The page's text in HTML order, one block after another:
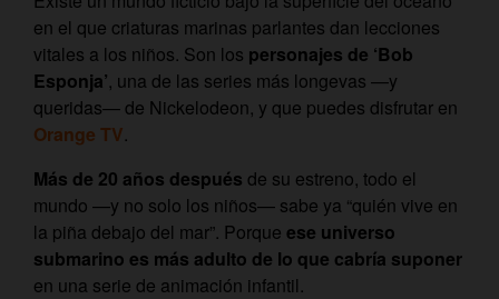
en el que criaturas marinas parlantes dan lecciones
vitales a los niños. Son los personajes de ‘Bob
Esponja’, una de las series más longevas —y
queridas— de Nickelodeon, y que puedes disfrutar en
Orange TV.
Más de 20 años después de su estreno, todo el
mundo —y no solo los niños— sabe ya “quién vive en
la piña debajo del mar”. Porque ese universo
submarino es más adulto de lo que cabría suponer
en una serie de animación infantil.